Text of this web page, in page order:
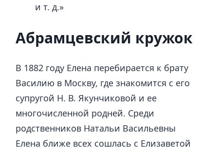
и т. д.»
Абрамцевский кружок
В 1882 году Елена перебирается к брату
Василию в Москву, где знакомится с его
супругой Н. В. Якунчиковой и ее
многочисленной родней. Среди
родственников Натальи Васильевны
Елена ближе всех сошлась с Елизаветой